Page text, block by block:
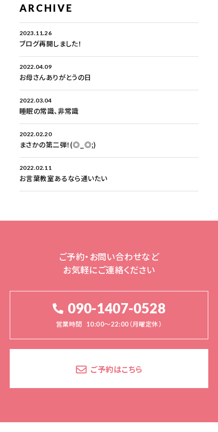
ARCHIVE
2023.11.26
ブログ再開しました！
2022.04.09
お母さんありがとうの日
2022.03.04
睡眠の常識、非常識
2022.02.20
まさかの第二弾！(◎_◎;)
2022.02.11
お言葉教室あるなら通いたい
ご予約・お問い合わせなど
お気軽にご連絡ください
090-1407-0528
営業時間 10:00～22:00（月曜定休）
ご予約はこちら
営業時間